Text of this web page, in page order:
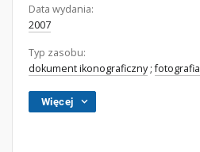
Data wydania:
2007
Typ zasobu:
dokument ikonograficzny;fotografia
Więcej